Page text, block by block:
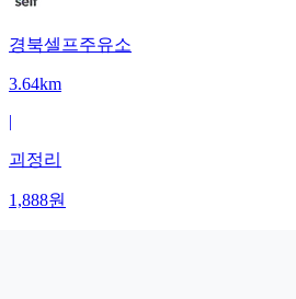
경북셀프주유소
3.64km
|
괴정리
1,888원